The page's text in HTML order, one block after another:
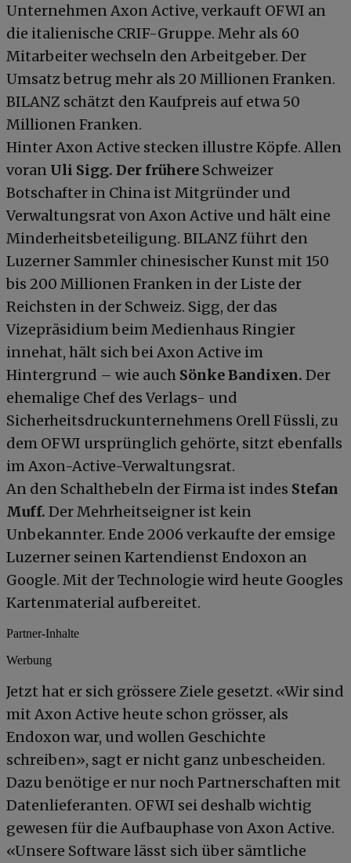
Unternehmen Axon Active, verkauft OFWI an
die italienische CRIF-Gruppe. Mehr als 60
Mitarbeiter wechseln den Arbeitgeber. Der
Umsatz betrug mehr als 20 Millionen Franken.
BILANZ schätzt den Kaufpreis auf etwa 50
Millionen Franken.
Hinter Axon Active stecken illustre Köpfe. Allen
voran Uli Sigg. Der frühere Schweizer
Botschafter in China ist Mitgründer und
Verwaltungsrat von Axon Active und hält eine
Minderheitsbeteiligung. BILANZ führt den
Luzerner Sammler chinesischer Kunst mit 150
bis 200 Millionen Franken in der Liste der
Reichsten in der Schweiz. Sigg, der das
Vizepräsidium beim Medienhaus Ringier
innehat, hält sich bei Axon Active im
Hintergrund – wie auch Sönke Bandixen. Der
ehemalige Chef des Verlags- und
Sicherheitsdruckunternehmens Orell Füssli, zu
dem OFWI ursprünglich gehörte, sitzt ebenfalls
im Axon-Active-Verwaltungsrat.
An den Schalthebeln der Firma ist indes Stefan
Muff. Der Mehrheitseigner ist kein
Unbekannter. Ende 2006 verkaufte der emsige
Luzerner seinen Kartendienst Endoxon an
Google. Mit der Technologie wird heute Googles
Kartenmaterial aufbereitet.
Partner-Inhalte
Werbung
Jetzt hat er sich grössere Ziele gesetzt. «Wir sind
mit Axon Active heute schon grösser, als
Endoxon war, und wollen Geschichte
schreiben», sagt er nicht ganz unbescheiden.
Dazu benötige er nur noch Partnerschaften mit
Datenlieferanten. OFWI sei deshalb wichtig
gewesen für die Aufbauphase von Axon Active.
«Unsere Software lässt sich über sämtliche